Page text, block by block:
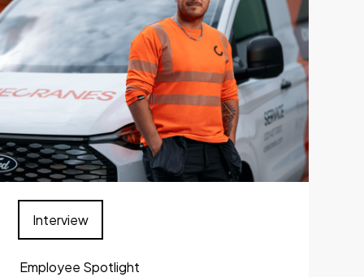
Employee Spotlight
Interview